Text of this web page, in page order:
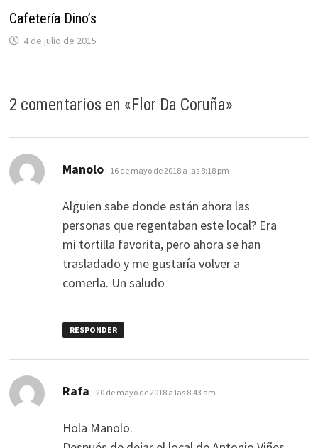
Cafetería Dino’s
4 de julio de 2015
2 comentarios en «Flor Da Coruña»
Manolo dice:
16 de mayo de 2018 a las 8:18 pm
Alguien sabe donde están ahora las
personas que regentaban este local? Era
mi tortilla favorita, pero ahora se han
trasladado y me gustaría volver a
comerla. Un saludo
RESPONDER
Rafa dice:
20 de mayo de 2018 a las 8:43 am
Hola Manolo.